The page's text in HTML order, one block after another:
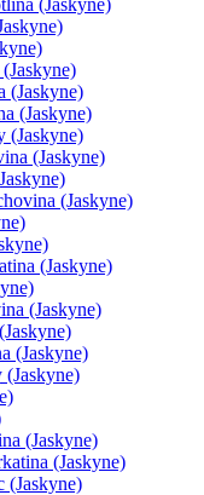
(Jaskyne)
(Jaskyne)
(Jaskyne)
(Jaskyne)
(Jaskyne)
(Jaskyne)
(Jaskyne)
(Jaskyne)
(Jaskyne)
(Jaskyne)
(Jaskyne)
(Jaskyne)